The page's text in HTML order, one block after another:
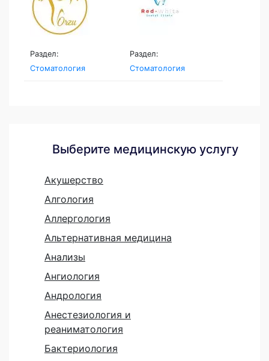
Раздел:
Стоматология
Раздел:
Стоматология
Выберите медицинскую услугу
Акушерство
Алгология
Аллергология
Альтернативная медицина
Анализы
Ангиология
Андрология
Анестезиология и
реаниматология
Бактериология